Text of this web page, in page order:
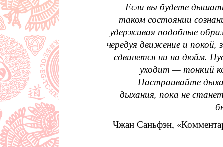
Если вы будете
таком состоянии
удерживая подобные
чередуя движение и покой,
сдвинется ни на дюйм.
уходит — тонкий
Настраивайте
дыхания, пока не
Чжан Саньфэн,